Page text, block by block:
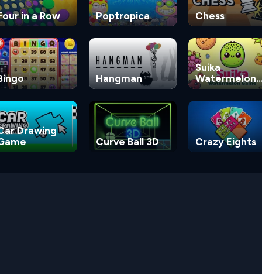
in a Row Poptropica Chess
Hangman
Suika
Watermelon
Game
Drawing
Curve Ball 3D Crazy Eights